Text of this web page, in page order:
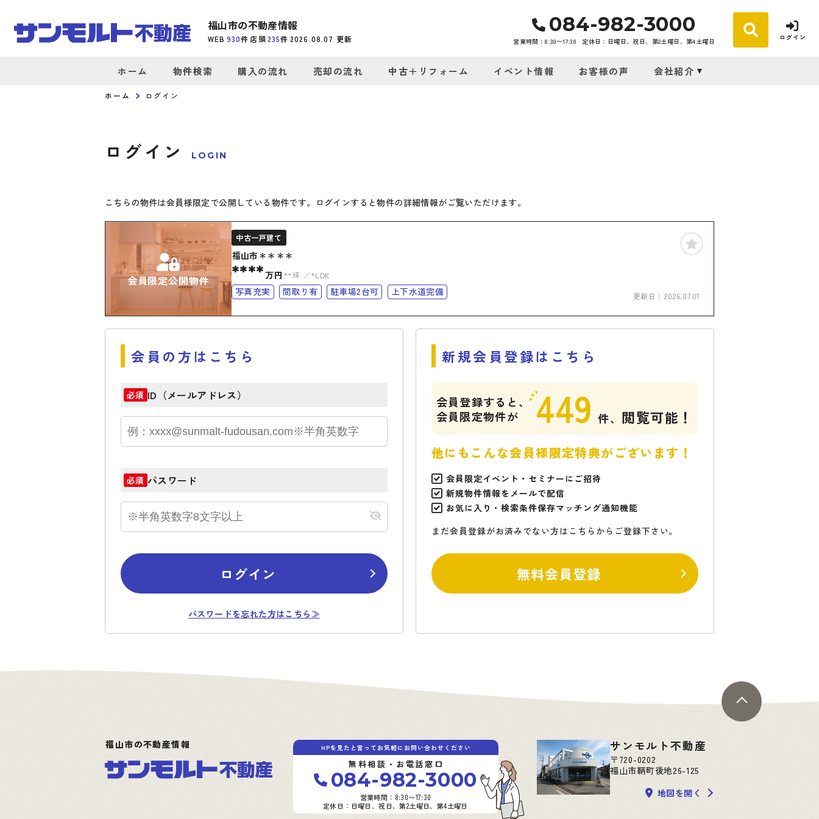
福山市の不動産情報
WEB 930件 店頭235件 2026.08.07 更新
084-982-3000
営業時間：8:30〜17:30 定休日：日曜日、祝日、第2土曜日、第4土曜日 ログイン
ホーム 物件検索 購入の流れ 売却の流れ 中古＋リフォーム イベント情報 お客様の声 会社紹介
ホーム ログイン
ログイン LOGIN
こちらの物件は会員様限定で公開している物件です。ログインすると物件の詳細情報がご覧いただけます。
会員限定公開物件
中古一戸建て
福山市＊＊＊＊
****万円 **坪 *LDK
写真充実 間取り有 駐車場2台可 上下水道完備 更新日： 2026.07.01
会員の方はこちら
必須 ID（メールアドレス）
必須 パスワード
ログイン
パスワードを忘れた方はこちら≫
新規会員登録はこちら
会員登録すると、
会員限定物件が
449 件、 閲覧可能！
他にもこんな会員様限定特典がございます！
会員限定イベント・セミナーにご招待
新規物件情報をメールで配信
お気に入り・検索条件保存マッチング通知機能
まだ会員登録がお済みでない方はこちらからご登録下さい。
無料会員登録
福山市の不動産情報 HPを見たと言ってお気軽にお問い合わせください
無料相談・お電話窓口
084-982-3000
営業時間：8:30〜17:30
定休日：日曜日、祝日、第2土曜日、第4土曜日
サンモルト不動産
〒720-0202
福山市鞆町後地26-125
地図を開く